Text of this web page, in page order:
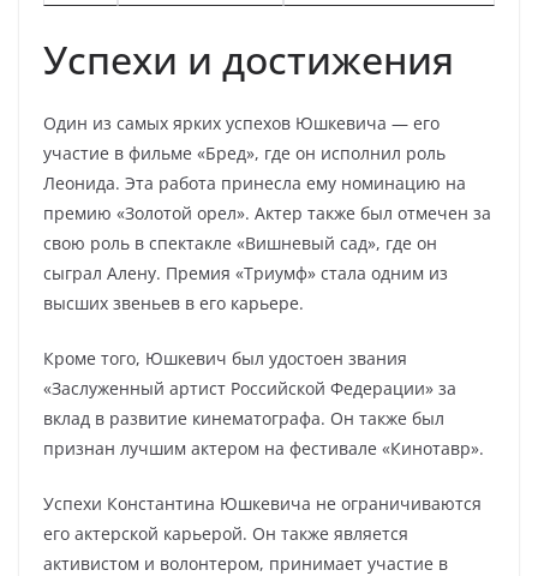
Успехи и достижения
Один из самых ярких успехов Юшкевича — его
участие в фильме «Бред», где он исполнил роль
Леонида. Эта работа принесла ему номинацию на
премию «Золотой орел». Актер также был отмечен за
свою роль в спектакле «Вишневый сад», где он
сыграл Алену. Премия «Триумф» стала одним из
высших звеньев в его карьере.
Кроме того, Юшкевич был удостоен звания
«Заслуженный артист Российской Федерации» за
вклад в развитие кинематографа. Он также был
признан лучшим актером на фестивале «Кинотавр».
Успехи Константина Юшкевича не ограничиваются
его актерской карьерой. Он также является
активистом и волонтером, принимает участие в